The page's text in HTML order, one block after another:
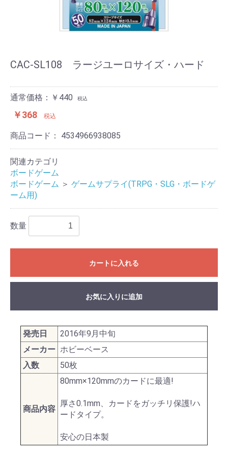
CAC-SL108 ラージユーロサイズ・ハード
通常価格：￥440 税込
￥368 税込
商品コード： 4534966938085
関連カテゴリ
ボードゲーム
ボードゲーム ＞ ゲームサプライ(TRPG・SLG・ボードゲ
ーム用)
数量
カートに入れる
お気に入りに追加
発売日
2016年9月中旬
メーカー ホビーベース
入数
50枚
商品内容
80mm×120mmのカードに最適!
厚さ0.1mm、カードをガッチリ保護!ハ
ードタイプ。
安心の日本製